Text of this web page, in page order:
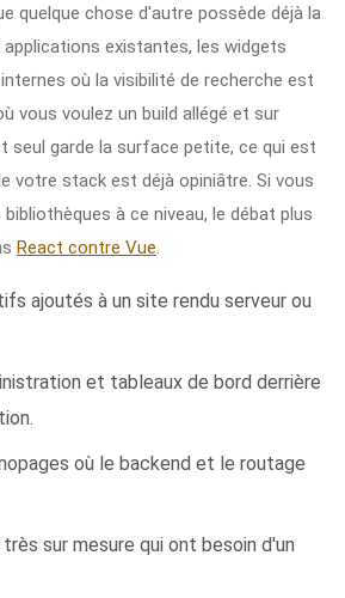
quelque chose d'autre possède déjà la
applications existantes, les widgets
où la visibilité de recherche est
vous voulez un build allégé et sur
seul garde la surface petite, ce qui est
votre stack est déjà opiniâtre. Si vous
à ce niveau, le débat plus
React contre Vue.
ajoutés à un site rendu serveur ou
et tableaux de bord derrière
où le backend et le routage
sur mesure qui ont besoin d'un